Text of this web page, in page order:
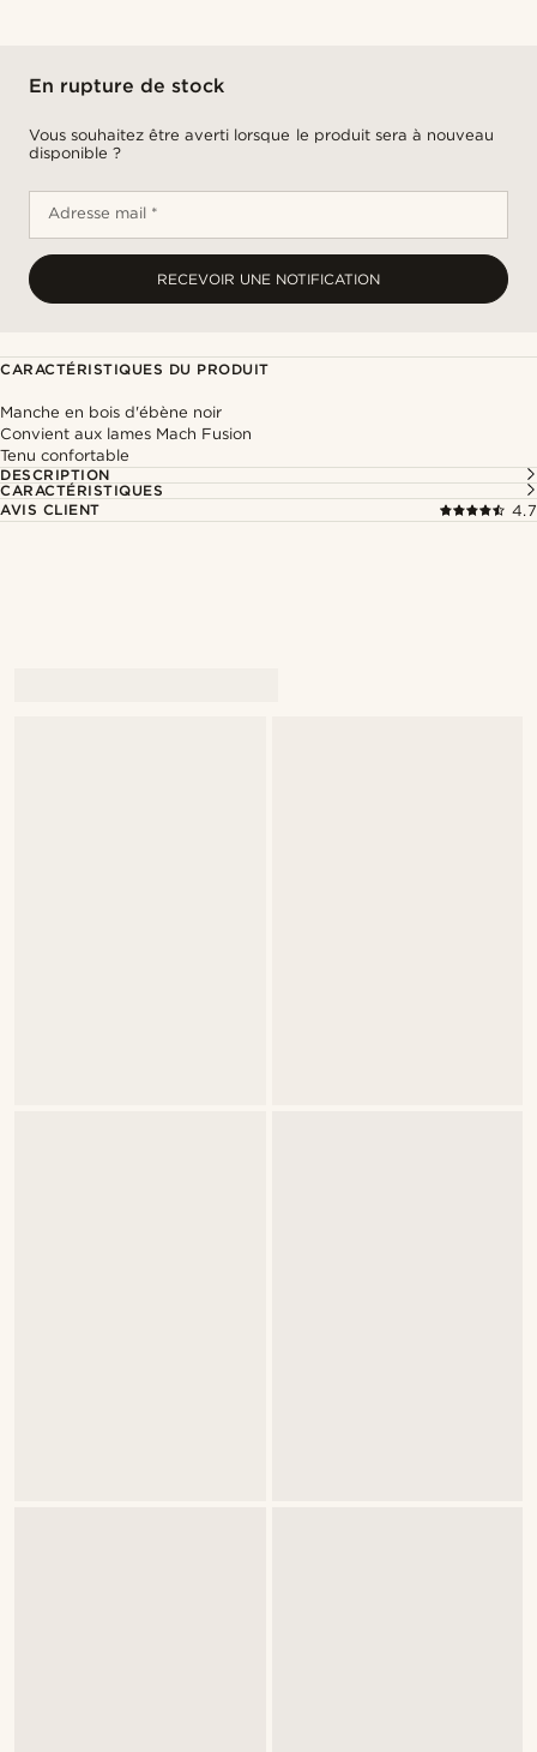
En rupture de stock
Vous souhaitez être averti lorsque le produit sera à nouveau
disponible ?
Adresse mail *
RECEVOIR UNE NOTIFICATION
CARACTÉRISTIQUES DU PRODUIT
Manche en bois d'ébène noir
Convient aux lames Mach Fusion
Tenu confortable
DESCRIPTION
CARACTÉRISTIQUES
AVIS CLIENT
4.7